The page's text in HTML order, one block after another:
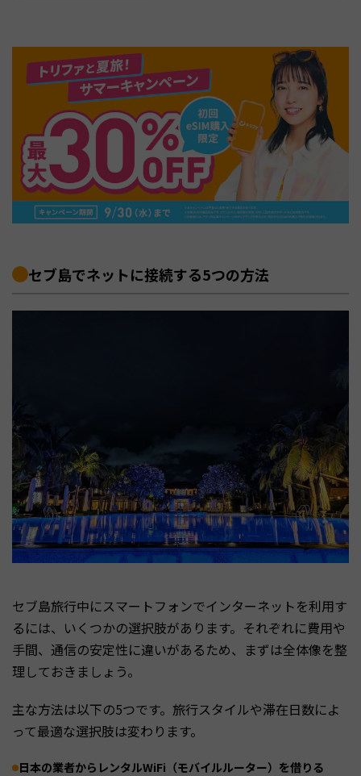
セブ島でネットに接続する5つの方法
セブ島旅行中にスマートフォンでインターネットを利用す
るには、いくつかの選択肢があります。それぞれに費用や
手間、通信の安定性に違いがあるため、まずは全体像を整
理しておきましょう。
主な方法は以下の5つです。旅行スタイルや滞在日数によ
って最適な選択肢は変わります。
日本の業者からレンタルWiFi（モバイルルーター）を借りる